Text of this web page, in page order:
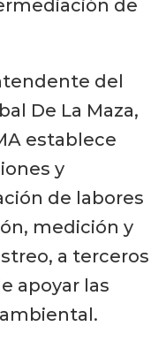
de
del
De La Maza,
establece
y
de labores
medición y
a terceros
apoyar las